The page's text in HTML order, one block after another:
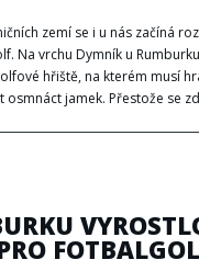
zemí se i u nás začíná
Na vrchu Dymník u
hřiště, na kterém musí
osmnáct jamek. Přestože se